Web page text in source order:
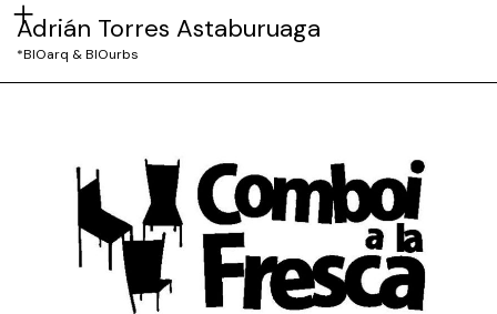
Adrián Torres Astaburuaga
*BIOarq & BIOurbs